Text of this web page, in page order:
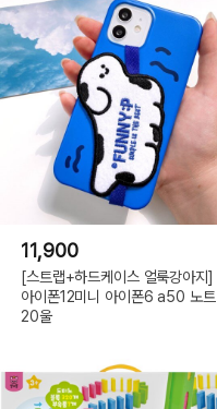
11,900
[스트랩+하드케이스 얼룩강아지]
아이폰12미니 아이폰6 a50 노트
20울